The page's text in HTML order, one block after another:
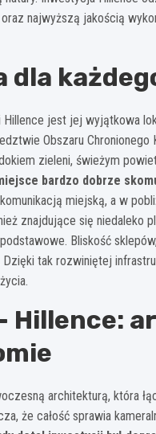
najwyższą jakością
dla
jest jej wyjątkowa
Obszaru Chronionego
zieleni, świeżym
bardzo dobrze
miejską, a w
znajdujące się niedaleko
Bliskość
tak rozwiniętej
Hillence:
architekturą, która
że całość sprawia